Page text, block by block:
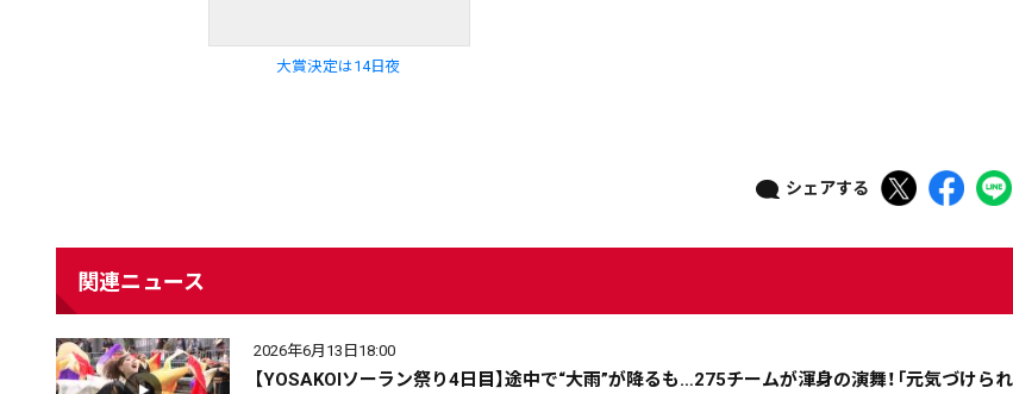
大賞決定は14日夜
シェアする
関連ニュース
2026年6月13日18:00
【YOSAKOIソーラン祭り4日目】途中で“大雨”が降るも…275チームが渾身の演舞！「元気づけら
配信日 きのう